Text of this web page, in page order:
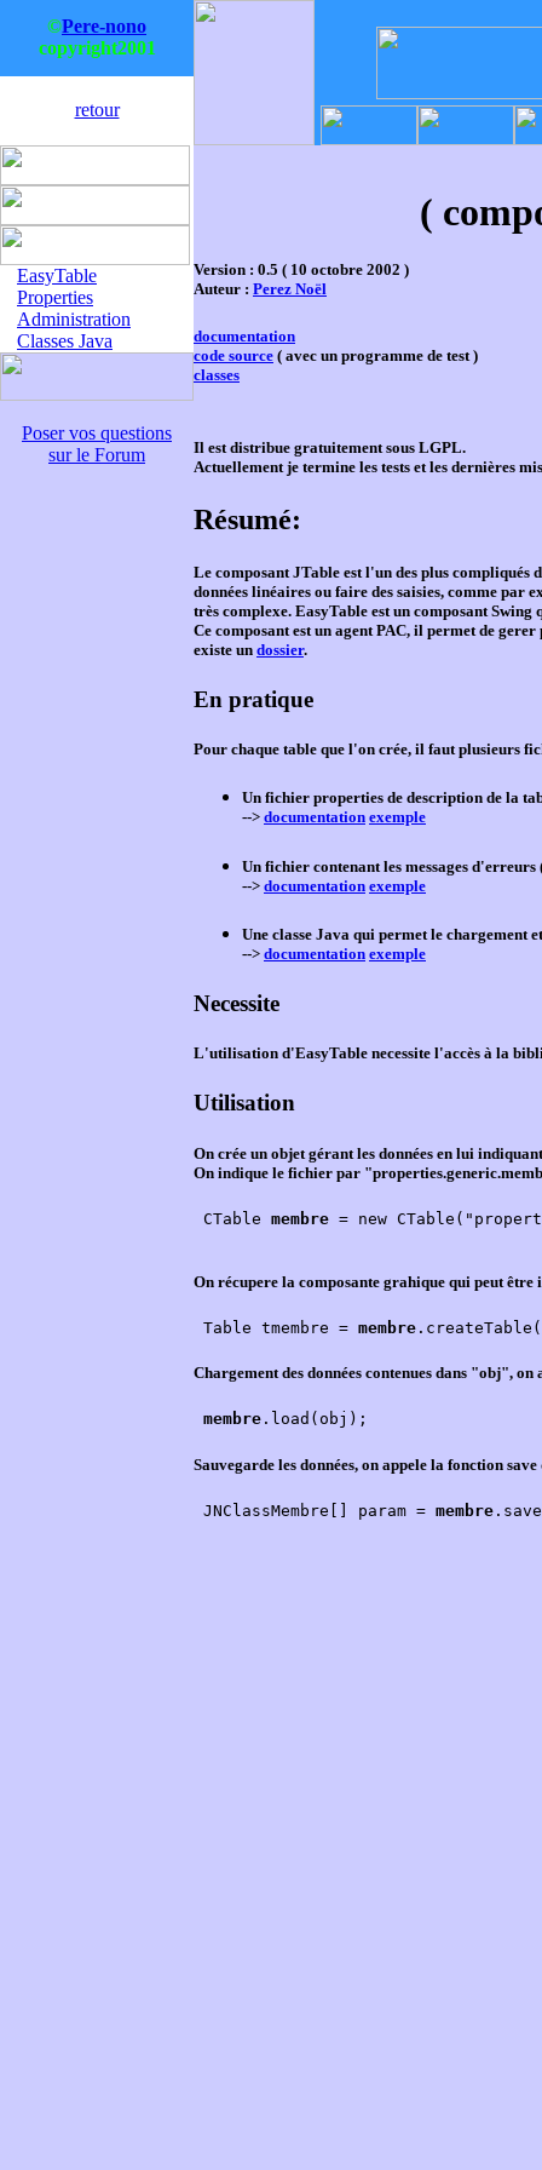
©Pere-nono
copyright2001
retour
EasyTable
Properties
Administration
Classes Java
Poser vos questions
sur le Forum
(
Version : 0.5 ( 10 octobre 2002 )
Auteur : Perez Noël
documentation
code source ( avec un programme de test )
classes
Il est distribue gratuitement sous LGPL.
Actuellement je termine les tests et les dernières
Résumé:
Le composant JTable est l'un des plus compliqués
données linéaires ou faire des saisies, comme par
très complexe. EasyTable est un composant
Ce composant est un agent PAC, il permet de
existe un dossier.
En pratique
Pour chaque table que l'on crée, il faut plusieurs
Un fichier properties de description de la
--> documentation exemple
Un fichier contenant les messages
--> documentation exemple
Une classe Java qui permet le chargement
--> documentation exemple
Necessite
L'utilisation d'EasyTable necessite l'accès à la
Utilisation
On crée un objet gérant les données en lui
On indique le fichier par
CTable membre = new
On récupere la composante grahique qui peut
Table tmembre = membre
Chargement des données contenues dans "obj",
membre .load(obj);
Sauvegarde les données, on appele la fonction
JNClassMembre[] param = membre